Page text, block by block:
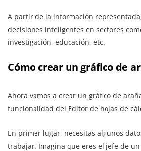
A partir de la información
decisiones inteligentes en sectores
investigación, educación, etc.
Cómo crear un gráfico de
Ahora vamos a crear un gráfico de
funcionalidad del Editor de hojas de
En primer lugar, necesitas algunos
trabajar. Imagina que eres el jefe de